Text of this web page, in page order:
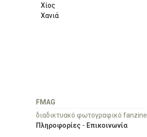
Χίος
Χανιά
FMAG
διαδικτυακό φωτογραφικό fanzine
Πληροφορίες - Επικοινωνία